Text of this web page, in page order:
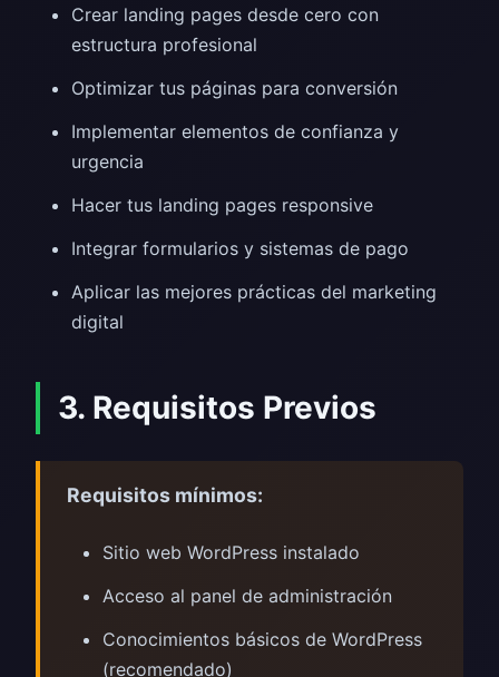
Crear landing pages desde cero con
estructura profesional
Optimizar tus páginas para conversión
Implementar elementos de confianza y
urgencia
Hacer tus landing pages responsive
Integrar formularios y sistemas de pago
Aplicar las mejores prácticas del marketing
digital
3. Requisitos Previos
Requisitos mínimos:
Sitio web WordPress instalado
Acceso al panel de administración
Conocimientos básicos de WordPress
(recomendado)